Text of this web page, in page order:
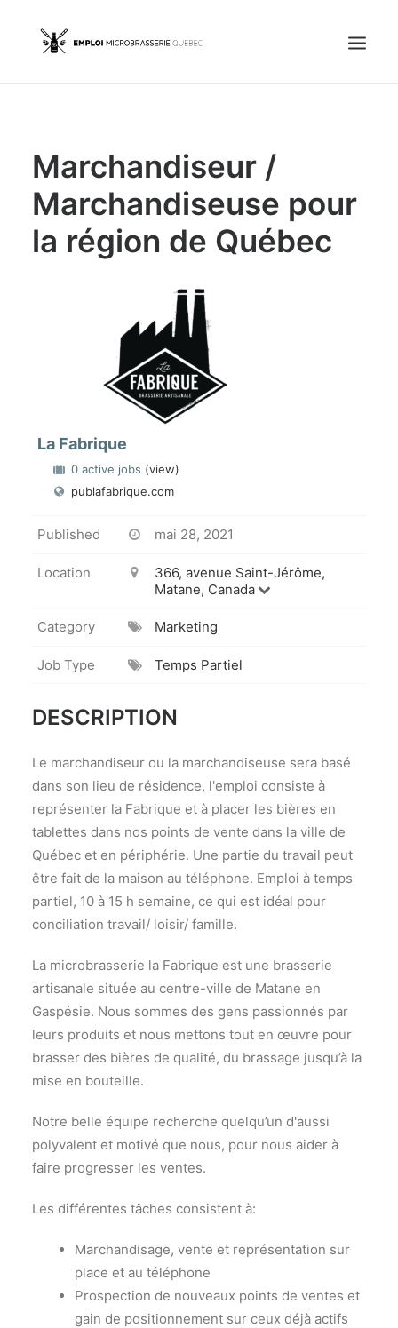
Emplois
Candidats
OFFREZ UN EMPLOI
Portail Entreprise
Portail Candidat
Marchandiseur /
Marchandiseuse pour
la région de Québec
La Fabrique
0 active jobs (view)
publafabrique.com
Published mai 28, 2021
Location
366, avenue Saint-Jérôme,
Matane, Canada
Category Marketing
Job Type Temps Partiel
DESCRIPTION
Le marchandiseur ou la marchandiseuse sera basé
dans son lieu de résidence, l'emploi consiste à
représenter la Fabrique et à placer les bières en
tablettes dans nos points de vente dans la ville de
Québec et en périphérie. Une partie du travail peut
être fait de la maison au téléphone. Emploi à temps
partiel, 10 à 15 h semaine, ce qui est idéal pour
conciliation travail/ loisir/ famille.
La microbrasserie la Fabrique est une brasserie
artisanale située au centre-ville de Matane en
Gaspésie. Nous sommes des gens passionnés par
leurs produits et nous mettons tout en œuvre pour
brasser des bières de qualité, du brassage jusqu’à la
mise en bouteille.
Notre belle équipe recherche quelqu’un d'aussi
polyvalent et motivé que nous, pour nous aider à
faire progresser les ventes.
Les différentes tâches consistent à:
Marchandisage, vente et représentation sur
place et au téléphone
Prospection de nouveaux points de ventes et
gain de positionnement sur ceux déjà actifs